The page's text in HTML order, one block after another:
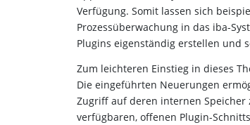
Verfügung. Somit lassen sich
Prozessüberwachung in das iba-
Plugins eigenständig erstellen und
Zum leichteren Einstieg in dieses
Die eingeführten Neuerungen
Zugriff auf deren internen Speicher
verfügbaren, offenen Plugin-